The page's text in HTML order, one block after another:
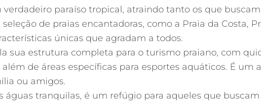
verdadeiro paraíso tropical, atraindo tanto os que
de praias encantadoras, como a Praia da Costa,
únicas que agradam a todos.
sua estrutura completa para o turismo praiano, com
de áreas específicas para esportes aquáticos. É
ou amigos.
águas tranquilas, é um refúgio para aqueles que